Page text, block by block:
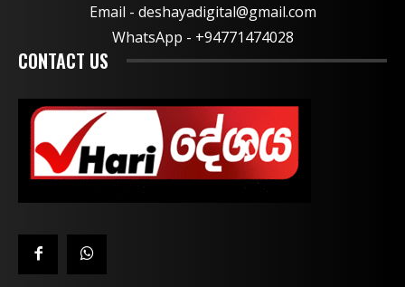
Email - deshayadigital@gmail.com
WhatsApp - ‪+94771474028
CONTACT US